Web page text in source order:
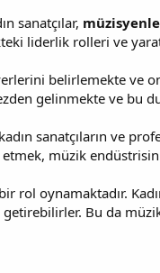
sanatçılar,
liderlik rolleri ve
belirlemekte ve
gelinmekte ve bu
sanatçıların ve
etmek, müzik
rol oynamaktadır.
getirebilirler. Bu da